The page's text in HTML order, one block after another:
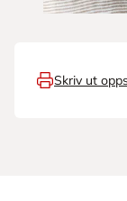
Skriv ut